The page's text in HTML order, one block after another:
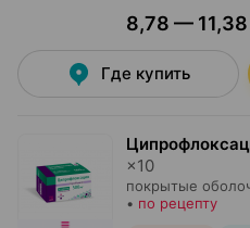
8,78 — 11,38
Где купить
×10
покрытые
• по рецепту